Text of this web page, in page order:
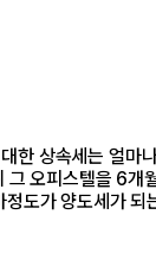
상속세는 얼마
오피스텔을 6개
정도가 양도세가